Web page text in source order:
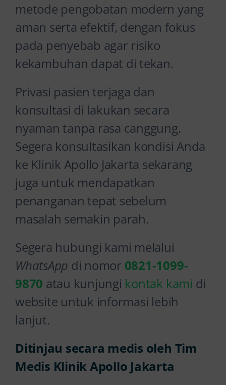
metode pengobatan modern yang
aman serta efektif, dengan fokus
pada penyebab agar risiko
kekambuhan dapat di tekan.
Privasi pasien terjaga dan
konsultasi di lakukan secara
nyaman tanpa rasa canggung.
Segera konsultasikan kondisi Anda
ke Klinik Apollo Jakarta sekarang
juga untuk mendapatkan
penanganan tepat sebelum
masalah semakin parah.
Segera hubungi kami melalui
WhatsApp di nomor 0821-1099-
9870 atau kunjungi kontak kami di
website untuk informasi lebih
lanjut.
Ditinjau secara medis oleh Tim
Medis Klinik Apollo Jakarta